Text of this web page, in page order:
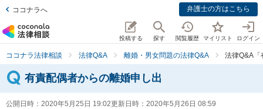
ココナラへ 弁護士の方はこちら
投稿する 探す 閲覧履歴 マイリスト ログイン
ココナラ法律相談 法律Q&A 離婚・男女問題の法律Q&A 法律Q&A「
有責配偶者からの離婚申し出
公開日時： 2020年5月25日 19:02更新日時： 2020年5月26日 08:59